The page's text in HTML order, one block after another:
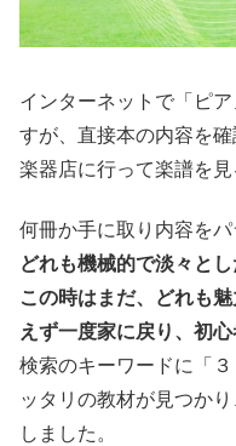
インターネットで「ピ
すが、直接本の内容を
楽器店に行って楽譜を見
何冊か手に取り内容を
どれも機械的で淡々と
この時はまだ、どれも
えず一度家に戻り、初
検索のキーワードに「
ッタリの教材が見つか
しました。